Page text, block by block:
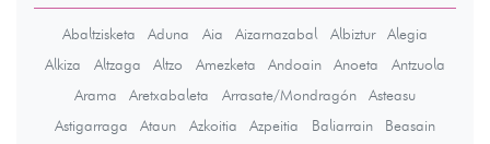
Abaltzisketa Aduna Aia Aizarnazabal Albiztur
Alegia
Alkiza
Altzaga Altzo Amezketa Andoain Anoeta
Antzuola
Arama
Aretxabaleta Arrasate/Mondragón
Asteasu
Astigarraga
Ataun Azkoitia Azpeitia Baliarrain
Beasain